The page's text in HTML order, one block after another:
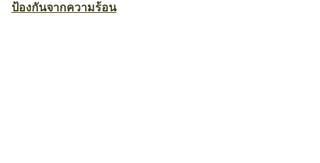
ป้องกันจากความร้อน